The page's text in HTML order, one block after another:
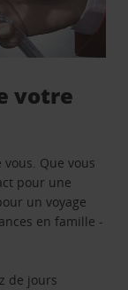
votre
Que vous
pour une
un voyage
en famille -
de jours